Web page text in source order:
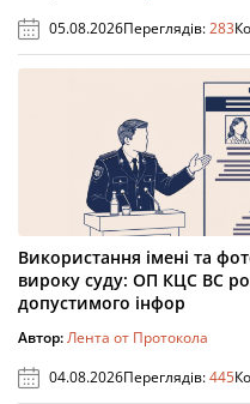
05.08.2026Переглядів:283
Використання імені та
вироку суду: ОП КЦС ВС
допустимого інфор
Автор:Лента от Протокола
04.08.2026Переглядів:445